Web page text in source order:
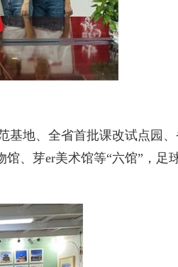
地、全省首批课改试点园
、芽er美术馆等“六馆”，足